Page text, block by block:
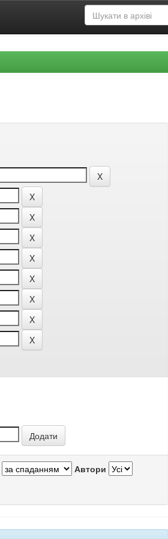
Автори